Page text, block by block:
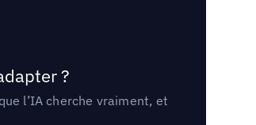
?
l’IA cherche vraiment, et